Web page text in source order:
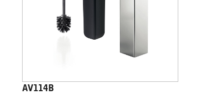
AV114B